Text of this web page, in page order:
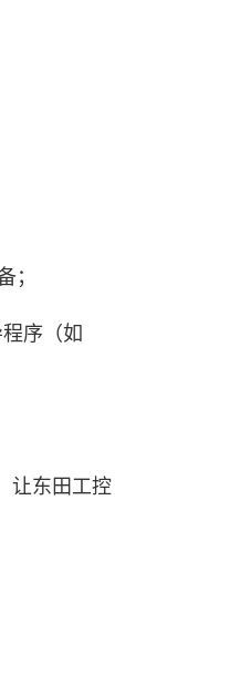
序（如
让东田工控